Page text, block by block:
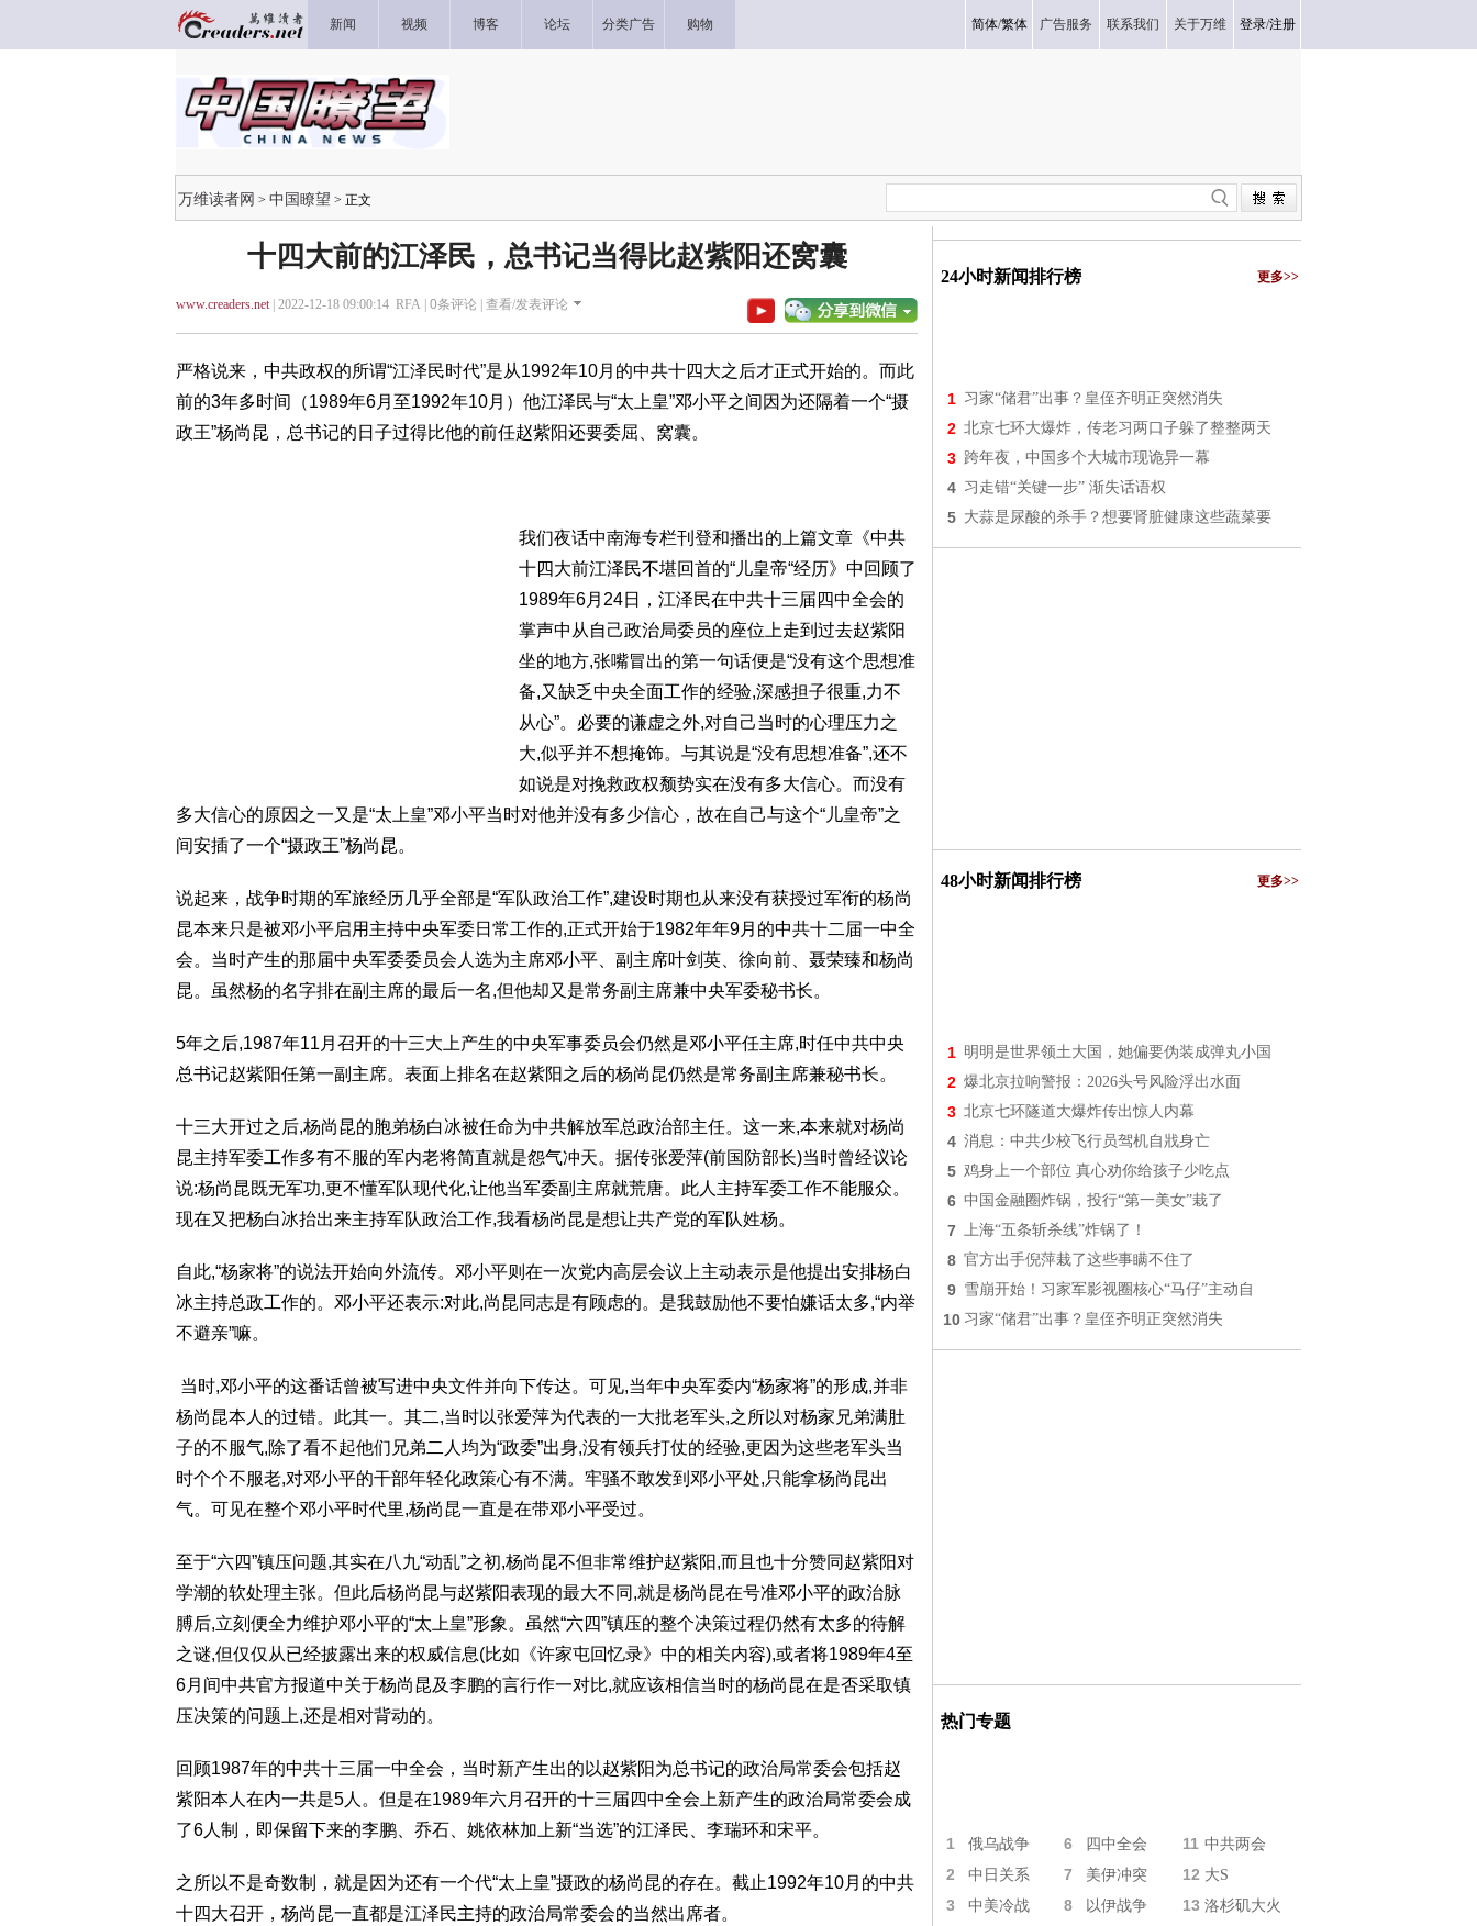
新闻 视频 博客 论坛 分类广告 购物 简体/繁体 广告服务 联系我们 关于万维 登录/注册
万维读者网 > 中国瞭望 > 正文
十四大前的江泽民，总书记当得比赵紫阳还窝囊
www.creaders.net| 2022-12-18 09:00:14 RFA | 0条评论 | 查看/发表评论
严格说来，中共政权的所谓“江泽民时代”是从1992年10月的中共十四大之后才正式开始的。而此
前的3年多时间（1989年6月至1992年10月）他江泽民与“太上皇”邓小平之间因为还隔着一个“摄
政王”杨尚昆，总书记的日子过得比他的前任赵紫阳还要委屈、窝囊。
我们夜话中南海专栏刊登和播出的上篇文章《中共
十四大前江泽民不堪回首的“儿皇帝“经历》中回顾了
1989年6月24日，江泽民在中共十三届四中全会的
掌声中从自己政治局委员的座位上走到过去赵紫阳
坐的地方,张嘴冒出的第一句话便是“没有这个思想准
备,又缺乏中央全面工作的经验,深感担子很重,力不
从心”。必要的谦虚之外,对自己当时的心理压力之
大,似乎并不想掩饰。与其说是“没有思想准备”,还不
如说是对挽救政权颓势实在没有多大信心。而没有
多大信心的原因之一又是“太上皇”邓小平当时对他并没有多少信心，故在自己与这个“儿皇帝”之
间安插了一个“摄政王”杨尚昆。
说起来，战争时期的军旅经历几乎全部是“军队政治工作”,建设时期也从来没有获授过军衔的杨尚
昆本来只是被邓小平启用主持中央军委日常工作的,正式开始于1982年年9月的中共十二届一中全
会。当时产生的那届中央军委委员会人选为主席邓小平、副主席叶剑英、徐向前、聂荣臻和杨尚
昆。虽然杨的名字排在副主席的最后一名,但他却又是常务副主席兼中央军委秘书长。
5年之后,1987年11月召开的十三大上产生的中央军事委员会仍然是邓小平任主席,时任中共中央
总书记赵紫阳任第一副主席。表面上排名在赵紫阳之后的杨尚昆仍然是常务副主席兼秘书长。
十三大开过之后,杨尚昆的胞弟杨白冰被任命为中共解放军总政治部主任。这一来,本来就对杨尚
昆主持军委工作多有不服的军内老将简直就是怨气冲天。据传张爱萍(前国防部长)当时曾经议论
说:杨尚昆既无军功,更不懂军队现代化,让他当军委副主席就荒唐。此人主持军委工作不能服众。
现在又把杨白冰抬出来主持军队政治工作,我看杨尚昆是想让共产党的军队姓杨。
自此,“杨家将”的说法开始向外流传。邓小平则在一次党内高层会议上主动表示是他提出安排杨白
冰主持总政工作的。邓小平还表示:对此,尚昆同志是有顾虑的。是我鼓励他不要怕嫌话太多,“内举
不避亲”嘛。
当时,邓小平的这番话曾被写进中央文件并向下传达。可见,当年中央军委内“杨家将”的形成,并非
杨尚昆本人的过错。此其一。其二,当时以张爱萍为代表的一大批老军头,之所以对杨家兄弟满肚
子的不服气,除了看不起他们兄弟二人均为“政委”出身,没有领兵打仗的经验,更因为这些老军头当
时个个不服老,对邓小平的干部年轻化政策心有不满。牢骚不敢发到邓小平处,只能拿杨尚昆出
气。可见在整个邓小平时代里,杨尚昆一直是在带邓小平受过。
至于“六四”镇压问题,其实在八九“动乱”之初,杨尚昆不但非常维护赵紫阳,而且也十分赞同赵紫阳对
学潮的软处理主张。但此后杨尚昆与赵紫阳表现的最大不同,就是杨尚昆在号准邓小平的政治脉
膊后,立刻便全力维护邓小平的“太上皇”形象。虽然“六四”镇压的整个决策过程仍然有太多的待解
之谜,但仅仅从已经披露出来的权威信息(比如《许家屯回忆录》中的相关内容),或者将1989年4至
6月间中共官方报道中关于杨尚昆及李鹏的言行作一对比,就应该相信当时的杨尚昆在是否采取镇
压决策的问题上,还是相对背动的。
回顾1987年的中共十三届一中全会，当时新产生出的以赵紫阳为总书记的政治局常委会包括赵
紫阳本人在内一共是5人。但是在1989年六月召开的十三届四中全会上新产生的政治局常委会成
了6人制，即保留下来的李鹏、乔石、姚依林加上新“当选”的江泽民、李瑞环和宋平。
之所以不是奇数制，就是因为还有一个代“太上皇”摄政的杨尚昆的存在。截止1992年10月的中共
十四大召开，杨尚昆一直都是江泽民主持的政治局常委会的当然出席者。
24小时新闻排行榜 更多>>
1 习家“储君”出事？皇侄齐明正突然消失
2 北京七环大爆炸，传老习两口子躲了整整两天
3 跨年夜，中国多个大城市现诡异一幕
4 习走错“关键一步” 渐失话语权
5 大蒜是尿酸的杀手？想要肾脏健康这些蔬菜要
48小时新闻排行榜 更多>>
1 明明是世界领土大国，她偏要伪装成弹丸小国
2 爆北京拉响警报：2026头号风险浮出水面
3 北京七环隧道大爆炸传出惊人内幕
4 消息：中共少校飞行员驾机自戕身亡
5 鸡身上一个部位 真心劝你给孩子少吃点
6 中国金融圈炸锅，投行“第一美女”栽了
7 上海“五条斩杀线”炸锅了！
8 官方出手倪萍栽了这些事瞒不住了
9 雪崩开始！习家军影视圈核心“马仔”主动自
10 习家“储君”出事？皇侄齐明正突然消失
热门专题
1 俄乌战争 6 四中全会 11 中共两会
2 中日关系 7 美伊冲突 12 大S
3 中美冷战 8 以伊战争 13 洛杉矶大火